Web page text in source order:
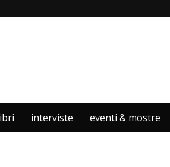
interviste eventi & mostre